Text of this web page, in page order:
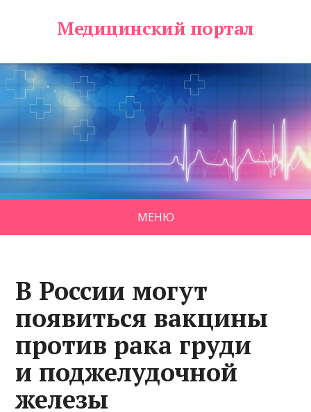
Медицинский портал
МЕНЮ
В России могут
появиться вакцины
против рака груди
и поджелудочной
железы